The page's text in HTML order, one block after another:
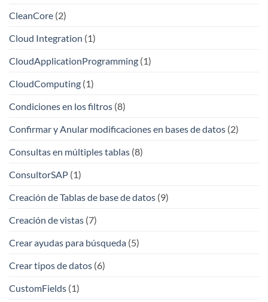
CleanCore (2)
Cloud Integration (1)
CloudApplicationProgramming (1)
CloudComputing (1)
Condiciones en los filtros (8)
Confirmar y Anular modificaciones en bases de datos (2)
Consultas en múltiples tablas (8)
ConsultorSAP (1)
Creación de Tablas de base de datos (9)
Creación de vistas (7)
Crear ayudas para búsqueda (5)
Crear tipos de datos (6)
CustomFields (1)